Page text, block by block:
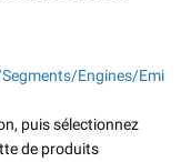
Engines/Emi
puis sélectionnez
de produits